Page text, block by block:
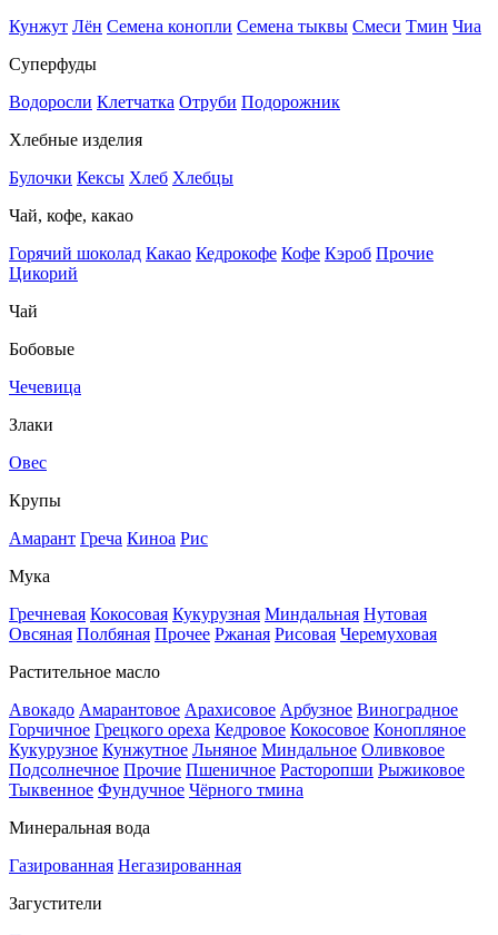
Кунжут Лён Семена конопли Семена тыквы Смеси Тмин Чиа
Суперфуды
Водоросли Клетчатка Отруби Подорожник
Хлебные изделия
Булочки Кексы Хлеб Хлебцы
Чай, кофе, какао
Горячий шоколад Какао Кедрокофе Кофе Кэроб Прочие
Цикорий
Чай
Бобовые
Чечевица
Злаки
Овес
Крупы
Амарант Греча Киноа Рис
Мука
Гречневая Кокосовая Кукурузная Миндальная Нутовая
Овсяная Полбяная Прочее Ржаная Рисовая Черемуховая
Растительное масло
Авокадо Амарантовое Арахисовое Арбузное Виноградное
Горчичное Грецкого ореха Кедровое Кокосовое Конопляное
Кукурузное Кунжутное Льняное Миндальное Оливковое
Подсолнечное Прочие Пшеничное Расторопши Рыжиковое
Тыквенное Фундучное Чёрного тмина
Минеральная вода
Газированная Негазированная
Загустители